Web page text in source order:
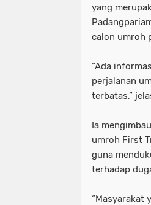
yang
calon umroh
“Ada
perjalanan
terbatas,”
Ia
umroh First
guna
terhadap
“Masyarakat